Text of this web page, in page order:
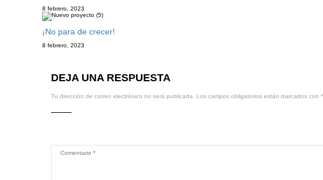
8 febrero, 2023
¡No para de crecer!
8 febrero, 2023
DEJA UNA RESPUESTA
Tu dirección de correo electrónico no será publicada. Los campos obligatorios están marcados con *